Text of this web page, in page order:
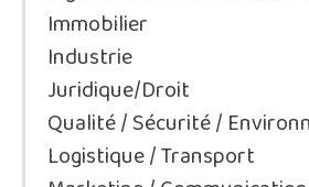
Immobilier
Industrie
Juridique/Droit
Qualité / Sécurité /
Logistique / Transport